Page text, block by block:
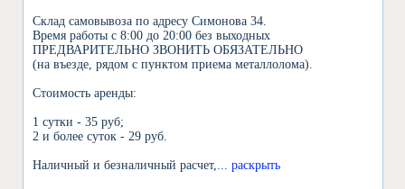
Склад самовывоза по адресу Симонова 34.
Время работы с 8:00 до 20:00 без выходных
ПРЕДВАРИТЕЛЬНО ЗВОНИТЬ ОБЯЗАТЕЛЬНО
(на въезде, рядом с пунктом приема металлолома).
Стоимость аренды:
1 сутки - 35 руб;
2 и более суток - 29 руб.
Наличный и безналичный расчет, ... раскрыть